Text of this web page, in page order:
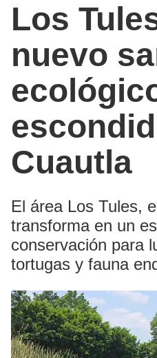
Los
nuevo
Cuautla
El área Los Tules,
transforma en un
conservación para
tortugas y fauna